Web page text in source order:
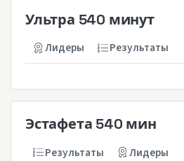
Ультра 540 минут
Лидеры Результаты
Эстафета 540 мин
Результаты Лидеры